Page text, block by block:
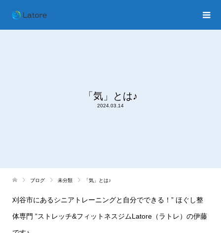
「気」とは♪
2024.03.14
ブログ 未分類 「気」とは♪
刈谷市にあるシニアトレーニングと自分でできる！” ほぐし整
体専門 ”ストレッチ&フィットネスジムLatore（ラトレ）の伊藤